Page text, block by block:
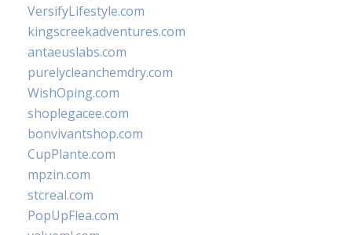
VersifyLifestyle.com
kingscreekadventures.com
antaeuslabs.com
purelycleanchemdry.com
WishOping.com
shoplegacee.com
bonvivantshop.com
CupPlante.com
mpzin.com
stcreal.com
PopUpFlea.com